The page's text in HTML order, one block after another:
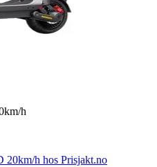
h
20km/h hos Prisjakt.no